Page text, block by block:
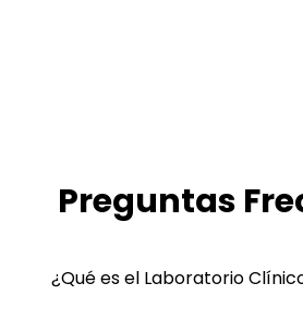
Preguntas
¿Qué es el Laboratorio